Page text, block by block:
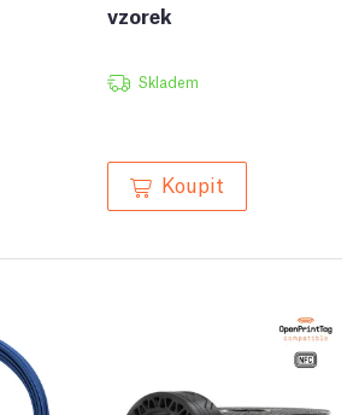
vzorek
Skladem
Koupit